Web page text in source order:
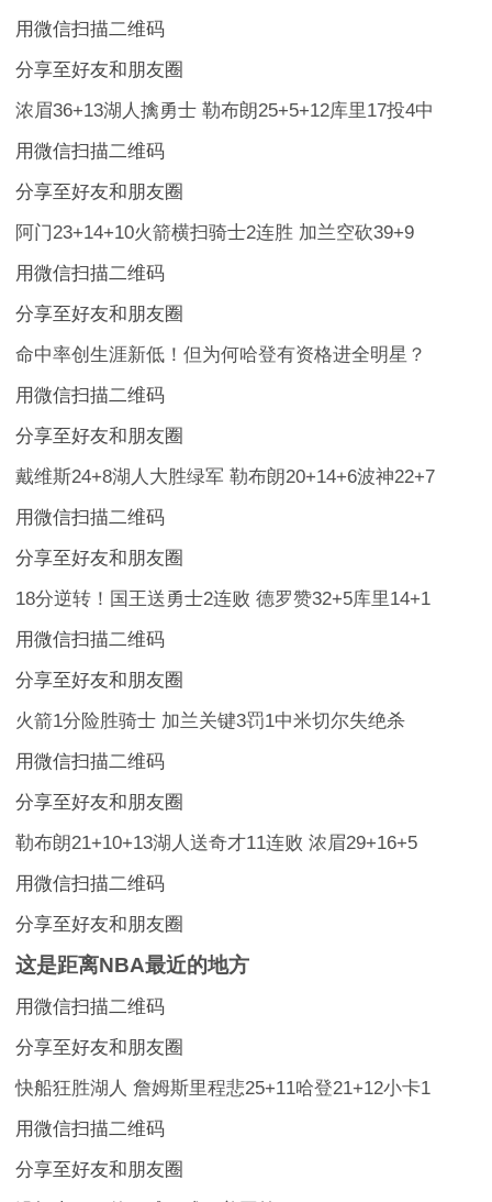
用微信扫描二维码
分享至好友和朋友圈
浓眉36+13湖人擒勇士 勒布朗25+5+12库里17投4中
用微信扫描二维码
分享至好友和朋友圈
阿门23+14+10火箭横扫骑士2连胜 加兰空砍39+9
用微信扫描二维码
分享至好友和朋友圈
命中率创生涯新低！但为何哈登有资格进全明星？
用微信扫描二维码
分享至好友和朋友圈
戴维斯24+8湖人大胜绿军 勒布朗20+14+6波神22+7
用微信扫描二维码
分享至好友和朋友圈
18分逆转！国王送勇士2连败 德罗赞32+5库里14+1
用微信扫描二维码
分享至好友和朋友圈
火箭1分险胜骑士 加兰关键3罚1中米切尔失绝杀
用微信扫描二维码
分享至好友和朋友圈
勒布朗21+10+13湖人送奇才11连败 浓眉29+16+5
用微信扫描二维码
分享至好友和朋友圈
这是距离NBA最近的地方
用微信扫描二维码
分享至好友和朋友圈
快船狂胜湖人 詹姆斯里程悲25+11哈登21+12小卡1
用微信扫描二维码
分享至好友和朋友圈